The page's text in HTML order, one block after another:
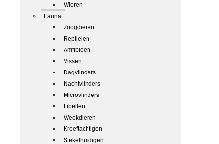
Wieren
Fauna
Zoogdieren
Reptielen
Amfibieën
Vissen
Dagvlinders
Nachtvlinders
Microvlinders
Libellen
Weekdieren
Kreeftachtigen
Stekelhuidigen